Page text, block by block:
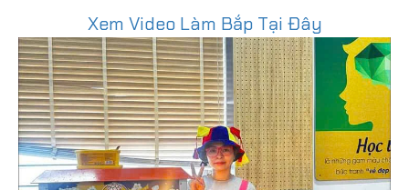
Xem Video Làm Bắp Tại Đây